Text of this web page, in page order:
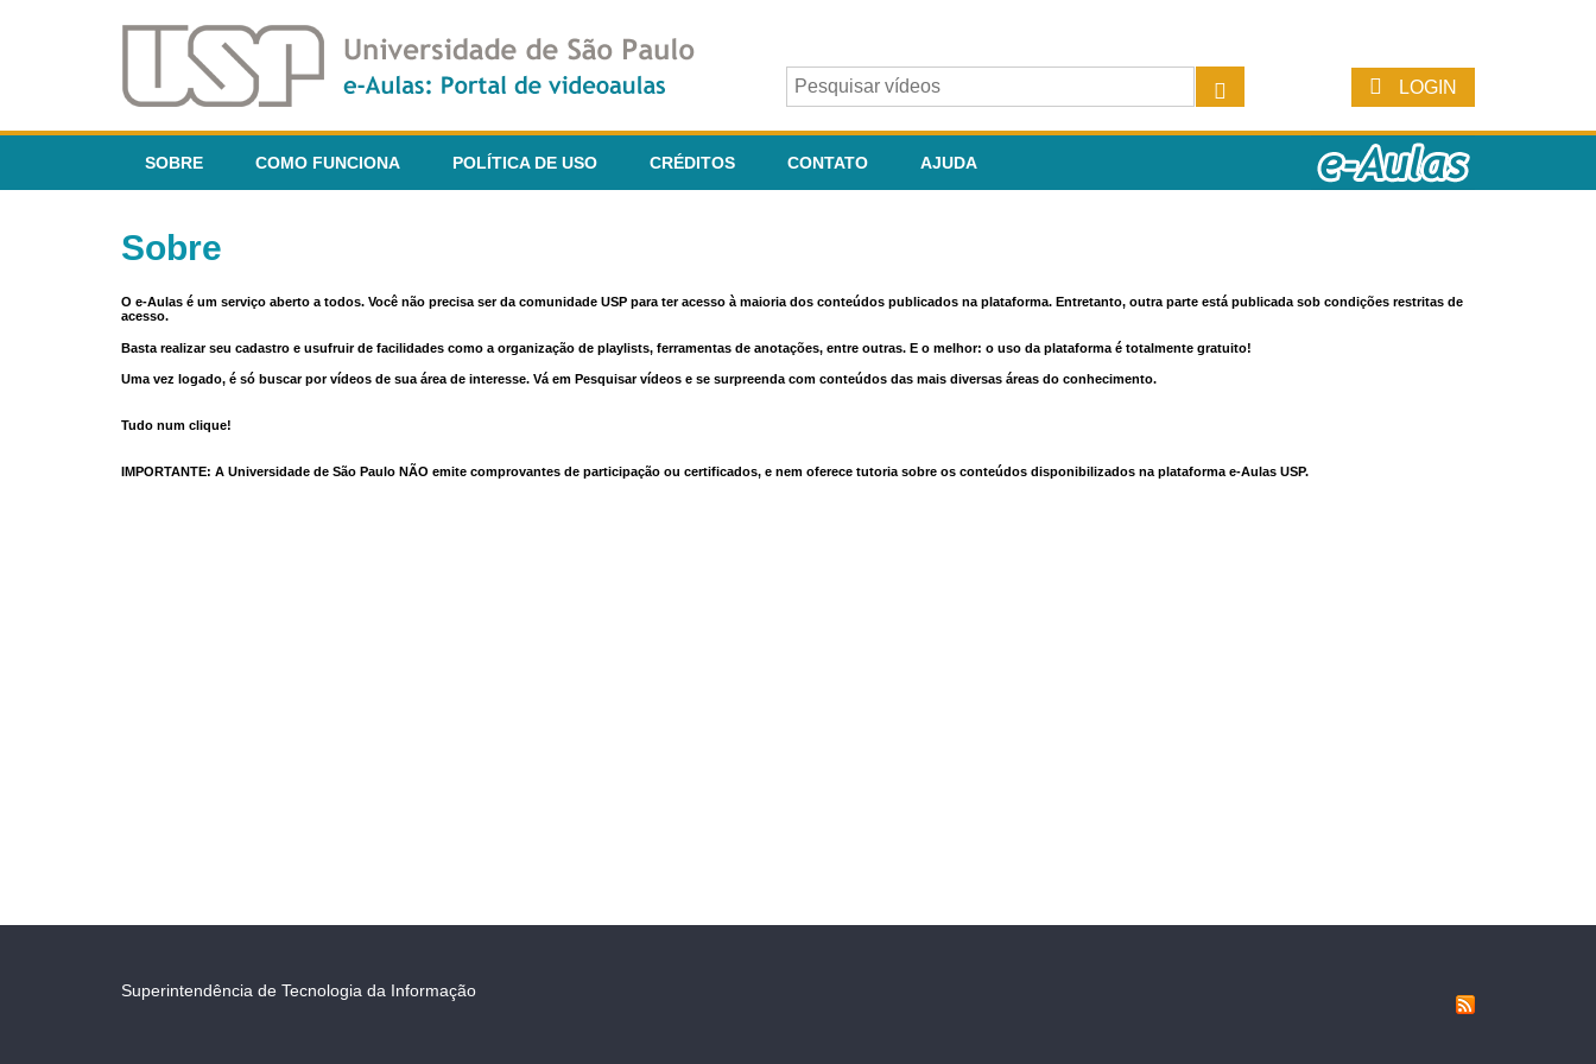
LOGIN
SOBRE COMO FUNCIONA POLÍTICA DE USO CRÉDITOS CONTATO AJUDA
Sobre
O e-Aulas é um serviço aberto a todos. Você não precisa ser da comunidade USP para ter acesso à maioria dos conteúdos publicados na plataforma. Entretanto, outra parte está publicada sob condições restritas de
acesso.
Basta realizar seu cadastro e usufruir de facilidades como a organização de playlists, ferramentas de anotações, entre outras. E o melhor: o uso da plataforma é totalmente gratuito!
Uma vez logado, é só buscar por vídeos de sua área de interesse. Vá em Pesquisar vídeos e se surpreenda com conteúdos das mais diversas áreas do conhecimento.
Tudo num clique!
IMPORTANTE: A Universidade de São Paulo NÃO emite comprovantes de participação ou certificados, e nem oferece tutoria sobre os conteúdos disponibilizados na plataforma e-Aulas USP.
Superintendência de Tecnologia da Informação